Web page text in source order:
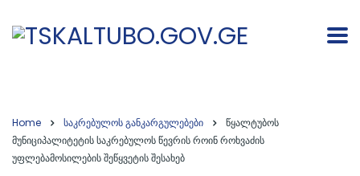
Home საკრებულოს განკარგულებები
წყალტუბოს
მუნიციპალიტეტის საკრებულოს წევრის როინ როხვაძის
უფლებამოსილების შეწყვეტის შესახებ